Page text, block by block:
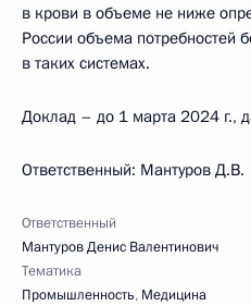
в крови в объеме не ниже
России объема потребностей
в таких системах.
Доклад – до 1 марта 2024 г.,
Ответственный: Мантуров Д.В.
Ответственный
Мантуров Денис Валентинович
Тематика
Промышленность, Медицина